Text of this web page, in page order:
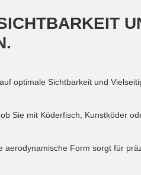
optimale Sichtbarkeit und
Sie mit Köderfisch, Kunstköder
Form sorgt für